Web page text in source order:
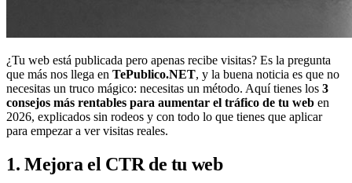
¿Tu web está publicada pero apenas recibe visitas? Es la pregunta
que más nos llega en TePublico.NET, y la buena noticia es que no
necesitas un truco mágico: necesitas un método. Aquí tienes los 3
consejos más rentables para aumentar el tráfico de tu web en
2026, explicados sin rodeos y con todo lo que tienes que aplicar
para empezar a ver visitas reales.
1. Mejora el CTR de tu web